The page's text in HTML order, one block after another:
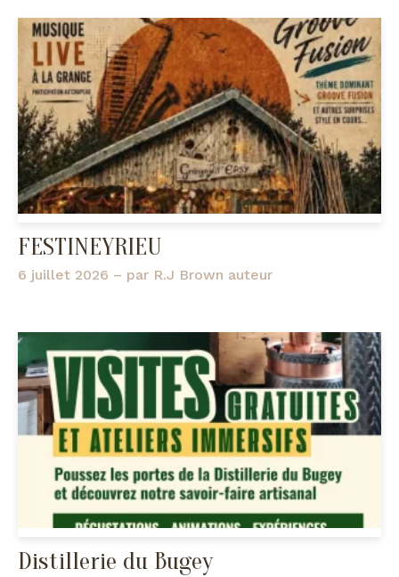
FESTINEYRIEU
6 juillet 2026 – par R.J Brown auteur
Distillerie du Bugey